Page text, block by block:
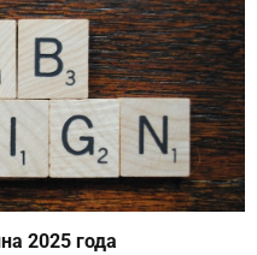
2025 года